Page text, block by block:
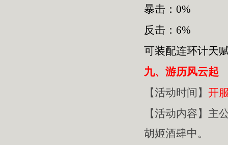
暴击：0%
反击：6%
可装配连环计天
九、游历风云起
【活动时间】 开
【活动内容】主
胡姬酒肆中。